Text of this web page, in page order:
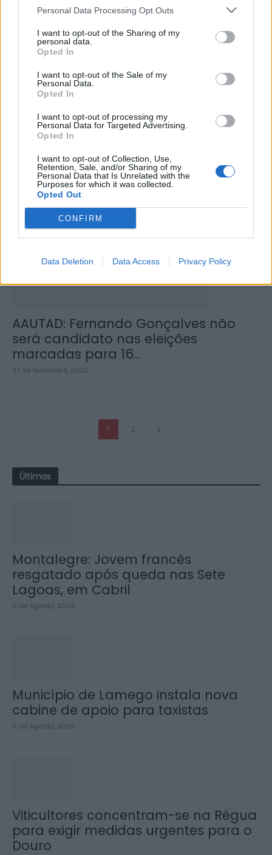
Personal Data Processing Opt Outs
I want to opt-out of the Sharing of my
personal data.
Opted In
I want to opt-out of the Sale of my
Personal Data.
Opted In
I want to opt-out of processing my
Personal Data for Targeted Advertising.
Opted In
I want to opt-out of Collection, Use,
Retention, Sale, and/or Sharing of my
Personal Data that Is Unrelated with the
Purposes for which it was collected.
Opted Out
CONFIRM
Data Deletion Data Access Privacy Policy
lista única às eleições de 16...
9 de Dezembro, 2025
AAUTAD: Fernando Gonçalves não
será candidato nas eleições
marcadas para 16...
27 de Novembro, 2025
1 2
Últimas
Montalegre: Jovem francês
resgatado após queda nas Sete
Lagoas, em Cabril
6 de Agosto, 2026
Município de Lamego instala nova
cabine de apoio para taxistas
6 de Agosto, 2026
Viticultores concentram-se na Régua
para exigir medidas urgentes para o
Douro